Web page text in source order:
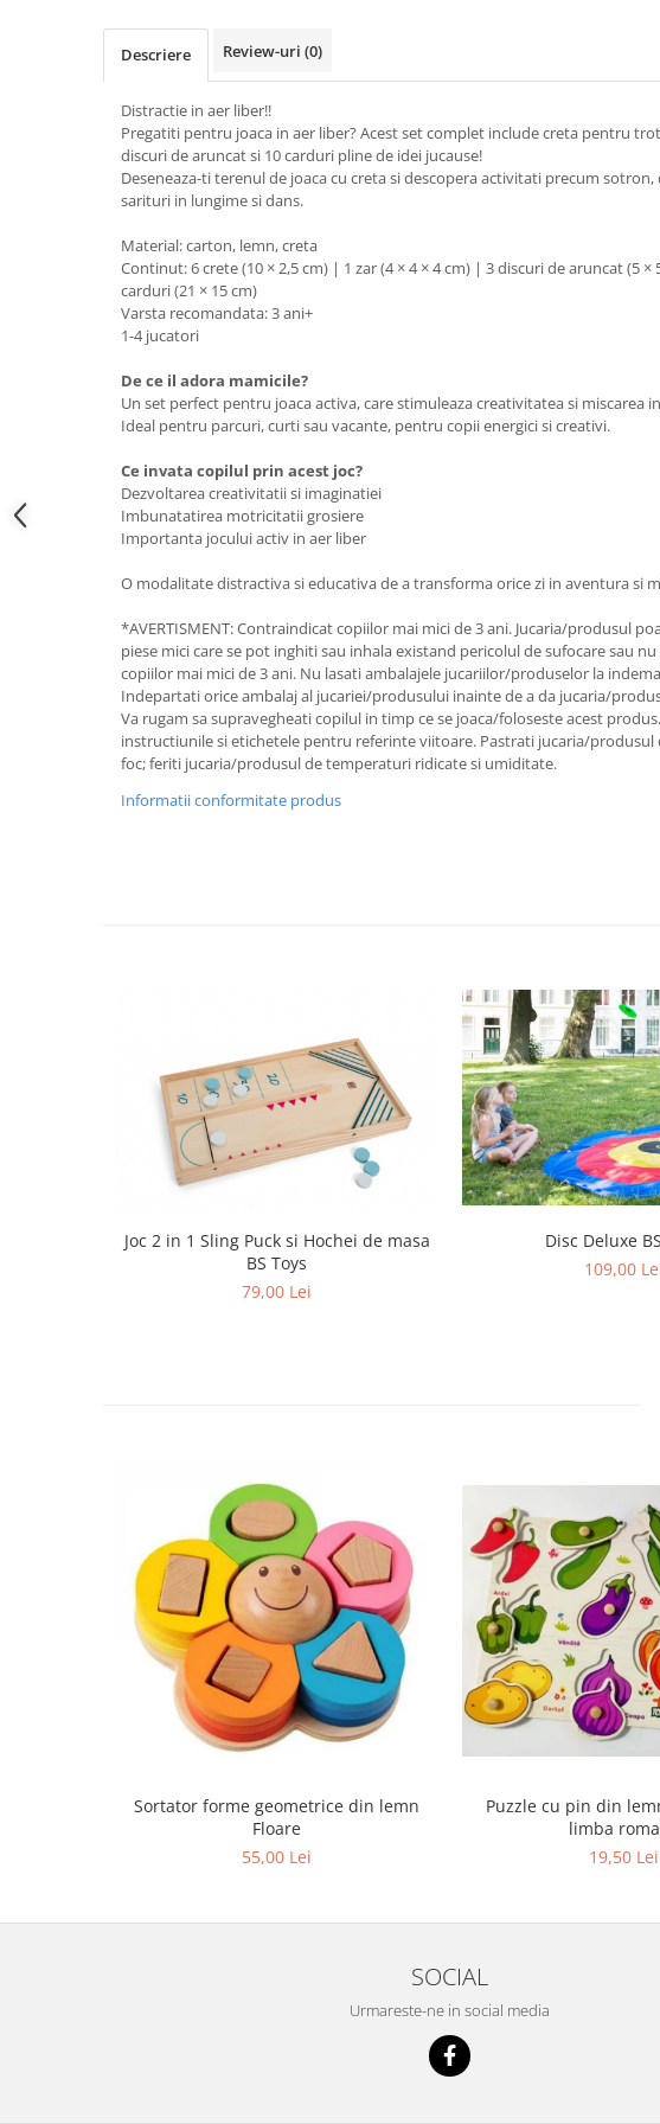
Descriere Review-uri (0)
Distractie in aer liber!!
Pregatiti pentru joaca in aer liber? Acest set complet include creta pentru
discuri de aruncat si 10 carduri pline de idei jucause!
Deseneaza-ti terenul de joaca cu creta si descopera activitati precum
sarituri in lungime si dans.
Material: carton, lemn, creta
Continut: 6 crete (10 × 2,5 cm) | 1 zar (4 × 4 × 4 cm) | 3 discuri de aruncat (5 ×
carduri (21 × 15 cm)
Varsta recomandata: 3 ani+
1-4 jucatori
De ce il adora mamicile?
Un set perfect pentru joaca activa, care stimuleaza creativitatea si miscarea
Ideal pentru parcuri, curti sau vacante, pentru copii energici si creativi.
Ce invata copilul prin acest joc?
Dezvoltarea creativitatii si imaginatiei
Imbunatatirea motricitatii grosiere
Importanta jocului activ in aer liber
O modalitate distractiva si educativa de a transforma orice zi in aventura si
*AVERTISMENT: Contraindicat copiilor mai mici de 3 ani. Jucaria/produsul
piese mici care se pot inghiti sau inhala existand pericolul de sufocare sau
copiilor mai mici de 3 ani. Nu lasati ambalajele jucariilor/produselor la
Indepartati orice ambalaj al jucariei/produsului inainte de a da jucaria/
Va rugam sa supravegheati copilul in timp ce se joaca/foloseste acest
instructiunile si etichetele pentru referinte viitoare. Pastrati jucaria/produsul
foc; feriti jucaria/produsul de temperaturi ridicate si umiditate.
Informatii conformitate produs
Joc 2 in 1 Sling Puck si Hochei de masa
BS Toys
79,00 Lei
Disc Deluxe
109,00
Sortator forme geometrice din lemn
Floare
55,00 Lei
Puzzle cu pin din
limba
19,50 Lei
SOCIAL
Urmareste-ne in social media